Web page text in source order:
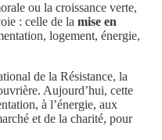
ou la croissance verte,
: celle de la mise en
logement, énergie,
de la Résistance, la
Aujourd’hui, cette
à l’énergie, aux
et de la charité, pour